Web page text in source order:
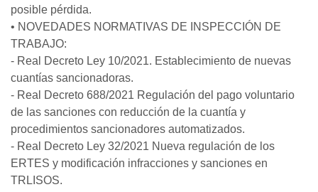
posible pérdida.
• NOVEDADES NORMATIVAS DE INSPECCIÓN DE
TRABAJO:
- Real Decreto Ley 10/2021. Establecimiento de nuevas
cuantías sancionadoras.
- Real Decreto 688/2021 Regulación del pago voluntario
de las sanciones con reducción de la cuantía y
procedimientos sancionadores automatizados.
- Real Decreto Ley 32/2021 Nueva regulación de los
ERTES y modificación infracciones y sanciones en
TRLISOS.